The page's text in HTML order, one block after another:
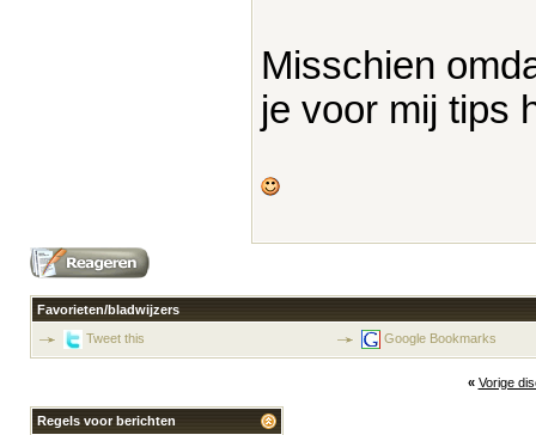
Misschien
je voor mij tips
Favorieten/bladwijzers
Tweet this
Google Bookmarks
« Vorige
Regels voor berichten